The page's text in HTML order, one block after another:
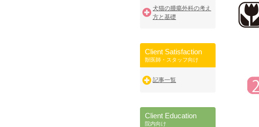
犬猫の腫瘍外科の考え
方と基礎
Client Satisfaction
獣医師・スタッフ向け
記事一覧
Client Education
院内向け